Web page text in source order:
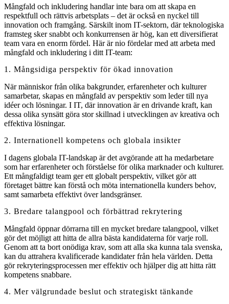
Mångfald och inkludering handlar inte bara om att skapa en
respektfull och rättvis arbetsplats – det är också en nyckel till
innovation och framgång. Särskilt inom IT-sektorn, där teknologiska
framsteg sker snabbt och konkurrensen är hög, kan ett diversifierat
team vara en enorm fördel. Här är nio fördelar med att arbeta med
mångfald och inkludering i ditt IT-team:
1. Mångsidiga perspektiv för ökad innovation
När människor från olika bakgrunder, erfarenheter och kulturer
samarbetar, skapas en mångfald av perspektiv som leder till nya
idéer och lösningar. I IT, där innovation är en drivande kraft, kan
dessa olika synsätt göra stor skillnad i utvecklingen av kreativa och
effektiva lösningar.
2. Internationell kompetens och globala insikter
I dagens globala IT-landskap är det avgörande att ha medarbetare
som har erfarenheter och förståelse för olika marknader och kulturer.
Ett mångfaldigt team ger ett globalt perspektiv, vilket gör att
företaget bättre kan förstå och möta internationella kunders behov,
samt samarbeta effektivt över landsgränser.
3. Bredare talangpool och förbättrad rekrytering
Mångfald öppnar dörrarna till en mycket bredare talangpool, vilket
gör det möjligt att hitta de allra bästa kandidaterna för varje roll.
Genom att ta bort onödiga krav, som att alla ska kunna tala svenska,
kan du attrahera kvalificerade kandidater från hela världen. Detta
gör rekryteringsprocessen mer effektiv och hjälper dig att hitta rätt
kompetens snabbare.
4. Mer välgrundade beslut och strategiskt tänkande